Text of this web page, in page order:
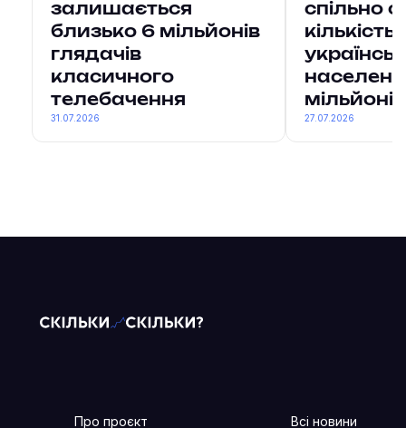
залишається
близько 6 мільйонів
глядачів
класичного
телебачення
31.07.2026
спільно
кількість
мільйонів
27.07.2026
Про проєкт Всі новини